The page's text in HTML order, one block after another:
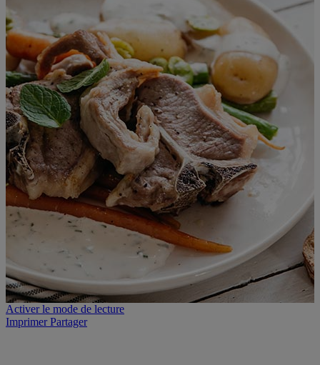
Activer le mode de lecture
Imprimer Partager